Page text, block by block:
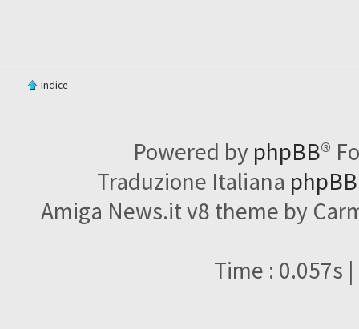
Indice
Powered by phpBB®
Traduzione Italiana
Amiga News.it v8 theme by
Time : 0.057s